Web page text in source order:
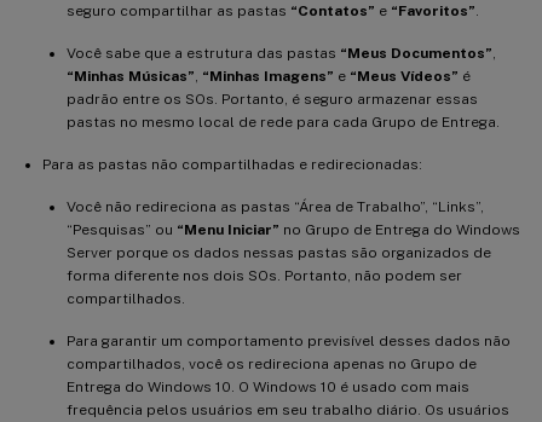
seguro compartilhar as pastas “Contatos” e “Favoritos”
Você sabe que a estrutura das pastas “Meus Documentos”
“Minhas Músicas” “Minhas Imagens” e “Meus Vídeos” é
padrão entre os SOs. Portanto, é seguro armazenar essas
pastas no mesmo local de rede para cada Grupo de Entrega.
Para as pastas não compartilhadas e redirecionadas:
Você não redireciona as pastas “Área de Trabalho”, “Links”,
“Pesquisas” ou “Menu Iniciar” no Grupo de Entrega do Windows
Server porque os dados nessas pastas são organizados de
forma diferente nos dois SOs. Portanto, não podem ser
compartilhados.
Para garantir um comportamento previsível desses dados não
compartilhados, você os redireciona apenas no Grupo de
Entrega do Windows 10. O Windows 10 é usado com mais
frequência pelos usuários em seu trabalho diário. Os usuários